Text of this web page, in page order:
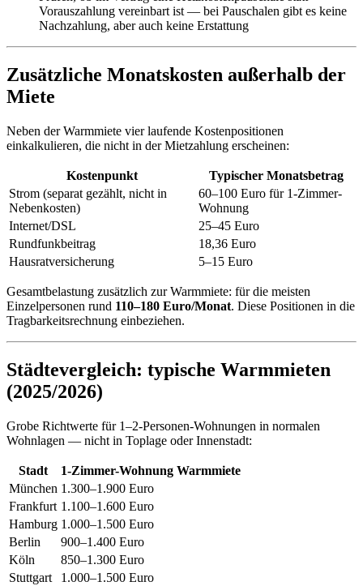
Vorauszahlung vereinbart ist — bei Pauschalen gibt es keine
Nachzahlung, aber auch keine Erstattung
Zusätzliche Monatskosten außerhalb der
Miete
Neben der Warmmiete vier laufende Kostenpositionen
einkalkulieren, die nicht in der Mietzahlung erscheinen:
Kostenpunkt
Typischer Monatsbetrag
Strom (separat gezählt, nicht in
Nebenkosten)
60–100 Euro für 1-Zimmer-
Wohnung
Internet/DSL
25–45 Euro
Rundfunkbeitrag
18,36 Euro
Hausratversicherung
5–15 Euro
Gesamtbelastung zusätzlich zur Warmmiete: für die meisten
Einzelpersonen rund 110–180 Euro/Monat. Diese Positionen in die
Tragbarkeitsrechnung einbeziehen.
Städtevergleich: typische Warmmieten
(2025/2026)
Grobe Richtwerte für 1–2-Personen-Wohnungen in normalen
Wohnlagen — nicht in Toplage oder Innenstadt:
Stadt
1-Zimmer-Wohnung Warmmiete
München 1.300–1.900 Euro
Frankfurt 1.100–1.600 Euro
Hamburg 1.000–1.500 Euro
Berlin
900–1.400 Euro
Köln
850–1.300 Euro
Stuttgart
1.000–1.500 Euro